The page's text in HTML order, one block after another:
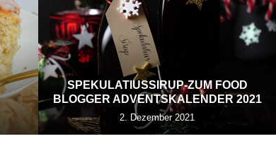
SPEKULATIUSSIRUP-ZUM FOOD
BLOGGER ADVENTSKALENDER 2021
2. Dezember 2021